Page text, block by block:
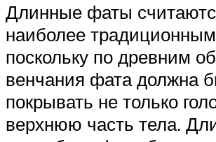
Длинные фаты
наиболее
поскольку по древним
венчания фата должна
покрывать не только
верхнюю часть тела.